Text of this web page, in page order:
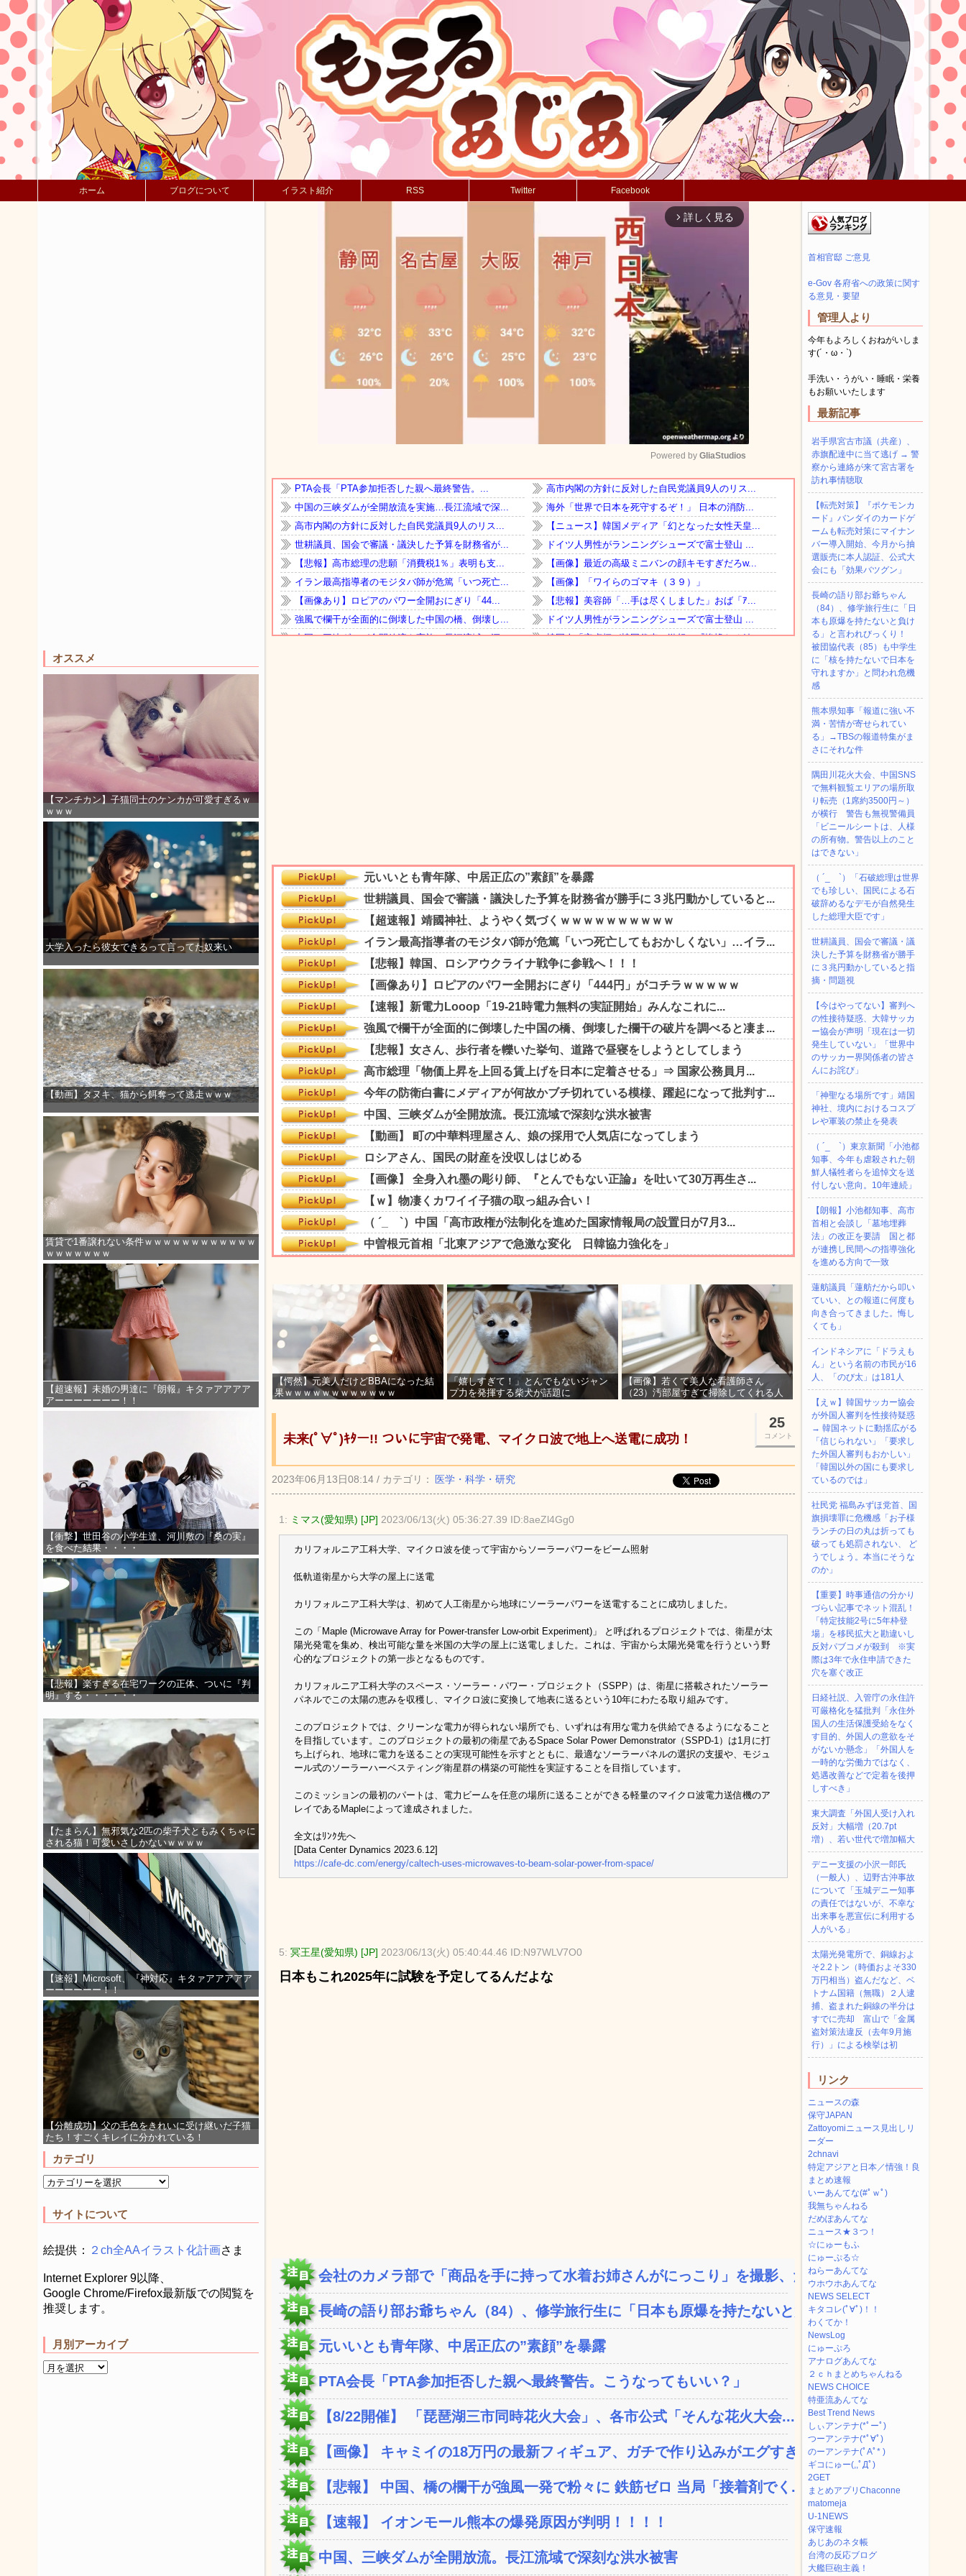
ホーム ブログについて イラスト紹介 RSS Twitter Facebook
オススメ
【マンチカン】子猫同士のケンカが可愛すぎるｗ
ｗｗｗ
大学入ったら彼女できるって言ってた奴来い
【動画】タヌキ、猫から餌奪って逃走ｗｗｗ
賃貸で1番譲れない条件ｗｗｗｗｗｗｗｗｗｗｗｗ
ｗｗｗｗｗｗｗ
【超速報】未婚の男達に『朗報』キタァアアアア
アーーーーーーー！！
【衝撃】世田谷の小学生達、河川敷の『桑の実』
を食べた結果・・・・
【悲報】楽すぎる在宅ワークの正体、ついに『判
明』する・・・・・・
【たまらん】無邪気な2匹の柴子犬ともみくちゃに
される猫！可愛いさしかないｗｗｗｗ
【速報】Microsoft、『神対応』キタァアアアアア
ーーーーーー！！
【分離成功】父の毛色をきれいに受け継いだ子猫
たち！すごくキレイに分かれている！
カテゴリ
サイトについて
絵提供： ２ch全AAイラスト化計画さま
Internet Explorer 9以降、
Google Chrome/Firefox最新版での閲覧を
推奨します。
月別アーカイブ
arrow_forward_ios 詳しく見る
Mute
Powered by GliaStudios
【愕然】元美人だけどBBAになった結
果ｗｗｗｗｗｗｗｗｗｗｗｗ
「嬉しすぎて！」とんでもないジャン
プ力を発揮する柴犬が話題に
【画像】若くて美人な看護師さん
（23）汚部屋すぎて掃除してくれる人
25
コメント
未来(ﾟ∀ﾟ)ｷﾀー!! ついに宇宙で発電、マイクロ波で地上へ送電に成功！
2023年06月13日08:14 / カテゴリ： 医学・科学・研究
1: ミマス(愛知県) [JP] 2023/06/13(火) 05:36:27.39 ID:8aeZl4Gg0
カリフォルニア工科大学、マイクロ波を使って宇宙からソーラーパワーをビーム照射
低軌道衛星から大学の屋上に送電
カリフォルニア工科大学は、初めて人工衛星から地球にソーラーパワーを送電することに成功しました。
この「Maple (Microwave Array for Power-transfer Low-orbit Experiment)」 と呼ばれるプロジェクトでは、衛星が太
陽光発電を集め、検出可能な量を米国の大学の屋上に送電しました。これは、宇宙から太陽光発電を行うという野
心的なプロジェクトの第一歩となるものです。
カリフォルニア工科大学のスペース・ソーラー・パワー・プロジェクト（SSPP）は、衛星に搭載されたソーラー
パネルでこの太陽の恵みを収穫し、マイクロ波に変換して地表に送るという10年にわたる取り組みです。
このプロジェクトでは、クリーンな電力が得られない場所でも、いずれは有用な電力を供給できるようになること
を目指しています。このプロジェクトの最初の衛星であるSpace Solar Power Demonstrator（SSPD-1）は1月に打
ち上げられ、地球に電力を送ることの実現可能性を示すとともに、最適なソーラーパネルの選択の支援や、モジュ
ール式のソーラーハーベスティング衛星群の構築の可能性を実証することを目指しています。
このミッションの最初のパートは、電力ビームを任意の場所に送ることができる軽量のマイクロ波電力送信機のア
レイであるMapleによって達成されました。
全文はﾘﾝｸ先へ
[Data Center Dynamics 2023.6.12]
https://cafe-dc.com/energy/caltech-uses-microwaves-to-beam-solar-power-from-space/
5: 冥王星(愛知県) [JP] 2023/06/13(火) 05:40:44.46 ID:N97WLV7O0
日本もこれ2025年に試験を予定してるんだよな
会社のカメラ部で「商品を手に持って水着お姉さんがにっこり」を撮影、だが...
長崎の語り部お爺ちゃん（84）、修学旅行生に「日本も原爆を持たないと負...
元いいとも青年隊、中居正広の”素顔”を暴露
PTA会長「PTA参加拒否した親へ最終警告。こうなってもいい？」
【8/22開催】 「琵琶湖三市同時花火大会」、各市公式「そんな花火大会...
【画像】 キャミイの18万円の最新フィギュア、ガチで作り込みがエグすぎ...
【悲報】 中国、橋の欄干が強風一発で粉々に 鉄筋ゼロ 当局「接着剤でく...
【速報】 イオンモール熊本の爆発原因が判明！！！！
中国、三峡ダムが全開放流。長江流域で深刻な洪水被害
首相官邸 ご意見
e-Gov 各府省への政策に関す
る意見・要望
管理人より
今年もよろしくおねがいしま
す(´・ω・`)
手洗い・うがい・睡眠・栄養
もお願いいたします
最新記事
岩手県宮古市議（共産）、
赤旗配達中に当て逃げ → 警
察から連絡が来て宮古署を
訪れ事情聴取
【転売対策】『ポケモンカ
ード』バンダイのカードゲ
ームも転売対策にマイナン
バー導入開始、今月から抽
選販売に本人認証、公式大
会にも「効果バツグン」
長崎の語り部お爺ちゃん
（84）、修学旅行生に「日
本も原爆を持たないと負け
る」と言われびっくり！
被団協代表（85）も中学生
に「核を持たないで日本を
守れますか」と問われ危機
感
熊本県知事「報道に強い不
満・苦情が寄せられてい
る」→TBSの報道特集がま
さにそれな件
隅田川花火大会、中国SNS
で無料観覧エリアの場所取
り転売（1席約3500円～）
が横行 警告も無視警備員
「ビニールシートは、人様
の所有物。警告以上のこと
はできない」
（ ´_ゝ`）「石破総理は世界
でも珍しい、国民による石
破辞めるなデモが自然発生
した総理大臣です」
世耕議員、国会で審議・議
決した予算を財務省が勝手
に３兆円動かしていると指
摘・問題視
【今はやってない】審判へ
の性接待疑惑、大韓サッカ
ー協会が声明「現在は一切
発生していない」「世界中
のサッカー界関係者の皆さ
んにお詫び」
「神聖なる場所です」靖国
神社、境内におけるコスプ
レや軍装の禁止を発表
（ ´_ゝ`）東京新聞「小池都
知事、今年も虐殺された朝
鮮人犠牲者らを追悼文を送
付しない意向。10年連続」
【朗報】小池都知事、高市
首相と会談し「墓地埋葬
法」の改正を要請 国と都
が連携し民間への指導強化
を進める方向で一致
蓮舫議員「蓮舫だから叩い
ていい、との報道に何度も
向き合ってきました。悔し
くても」
インドネシアに「ドラえも
ん」という名前の市民が16
人、「のび太」は181人
【えｗ】韓国サッカー協会
が外国人審判を性接待疑惑
→ 韓国ネットに動揺広がる
「信じられない」「要求し
た外国人審判もおかしい」
「韓国以外の国にも要求し
ているのでは」
社民党 福島みずほ党首、国
旗損壊罪に危機感「お子様
ランチの日の丸は折っても
破っても処罰されない、 ど
うでしょう。本当にそうな
のか」
【重要】時事通信の分かり
づらい記事でネット混乱！
「特定技能2号に5年枠登
場」を移民拡大と勘違いし
反対パブコメが殺到 ※実
際は3年で永住申請できた
穴を塞ぐ改正
日経社説、入管庁の永住許
可厳格化を猛批判「永住外
国人の生活保護受給をなく
す目的、外国人の意欲をそ
がないか懸念」「外国人を
一時的な労働力ではなく、
処遇改善などで定着を後押
しすべき」
東大調査「外国人受け入れ
反対」大幅増（20.7pt
増）、若い世代で増加幅大
デニー支援の小沢一郎氏
（一般人）、辺野古沖事故
について「玉城デニー知事
の責任ではないが、不幸な
出来事を悪宣伝に利用する
人がいる」
太陽光発電所で、銅線およ
そ2.2トン（時価およそ330
万円相当）盗んだなど、ベ
トナム国籍（無職）２人逮
捕、盗まれた銅線の半分は
すでに売却 富山で「金属
盗対策法違反（去年9月施
行）」による検挙は初
リンク
ニュースの森
保守JAPAN
Zattoyomiニュース見出しリ
ーダー
2chnavi
特定アジアと日本／情強！良
まとめ速報
いーあんてな(#ﾟｗﾟ)
我無ちゃんねる
だめぽあんてな
ニュース★３つ！
☆にゅーもふ
にゅーぷる☆
ねらーあんてな
ウホウホあんてな
NEWS SELECT
キタコレ(ﾟ∀ﾟ)！！
わくてか！
NewsLog
にゅーぷろ
アナログあんてな
２ｃｈまとめちゃんねる
NEWS CHOICE
特亜流あんてな
Best Trend News
しぃアンテナ(*ﾟーﾟ)
つーアンテナ(*ﾟ∀ﾟ)
のーアンテナ(ﾟAﾟ* )
ギコにゅー(,,ﾟДﾟ)
2GET
まとめアプリChaconne
matomeja
U-1NEWS
保守速報
あじあのネタ帳
台湾の反応ブログ
大艦巨砲主義！